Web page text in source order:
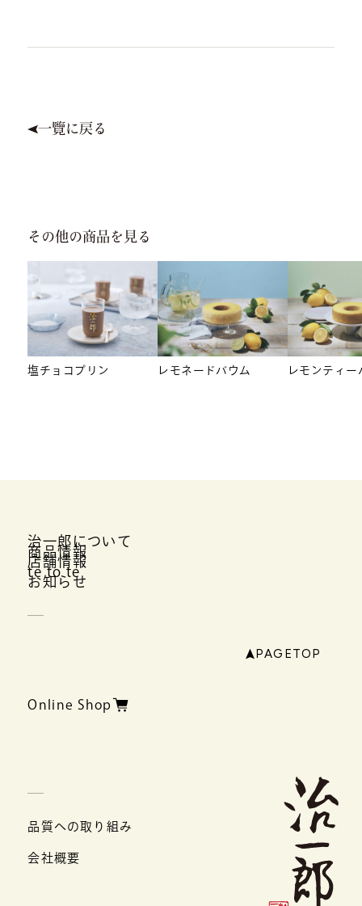
一覽に戻る
その他の商品を見る
塩チョコプリン レモネードバウム レモンティー
PAGETOP
治一郎について
商品情報
店舗情報
te to te
お知らせ
Online Shop
品質への取り組み
会社概要